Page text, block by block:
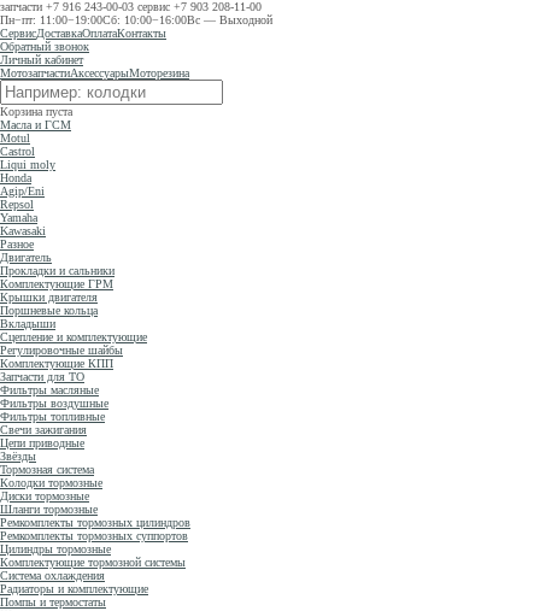
запчасти +7 916 243-00-03 сервис +7 903 208-11-00
Пн−пт: 11:00−19:00Сб: 10:00−16:00Вс — Выходной
СервисДоставкаОплатаКонтакты
Обратный звонок
Личный кабинет
МотозапчастиАксессуарыМоторезина
Корзина пуста
Масла и ГСМ
Motul
Castrol
Liqui moly
Honda
Agip/Eni
Repsol
Yamaha
Kawasaki
Разное
Двигатель
Прокладки и сальники
Комплектующие ГРМ
Крышки двигателя
Поршневые кольца
Вкладыши
Сцепление и комплектующие
Регулировочные шайбы
Комплектующие КПП
Запчасти для ТО
Фильтры масляные
Фильтры воздушные
Фильтры топливные
Свечи зажигания
Цепи приводные
Звёзды
Тормозная система
Колодки тормозные
Диски тормозные
Шланги тормозные
Ремкомплекты тормозных цилиндров
Ремкомплекты тормозных суппортов
Цилиндры тормозные
Комплектующие тормозной системы
Система охлаждения
Радиаторы и комплектующие
Помпы и термостаты